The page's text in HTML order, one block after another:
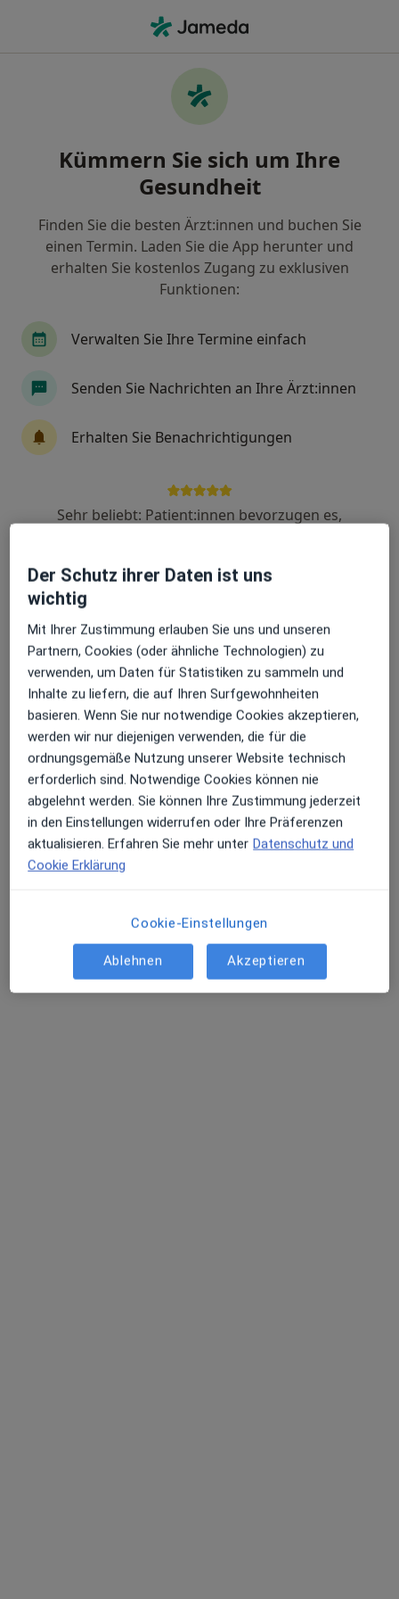
Kümmern Sie sich um Ihre
Gesundheit
Finden Sie die besten Ärzt:innen und buchen Sie
einen Termin. Laden Sie die App herunter und
erhalten Sie kostenlos Zugang zu exklusiven
Funktionen:
Verwalten Sie Ihre Termine einfach
Senden Sie Nachrichten an Ihre Ärzt:innen
Erhalten Sie Benachrichtigungen
Sehr beliebt: Patient:innen bevorzugen es,
Filter & Sortierung• 1
Wie wir die Suchergebnisse sortieren
Nach welchem Fachgebiet suchen Sie?
Heilpraktiker für Psychotherapie
Heilpraktiker für Psychotherapie·Mehr
3 Bewertungen
Adresse Videosprechstunde
Auenheimer Straße 26A, Kehl • Zu Google Maps
Praxis Florian Reinmann
Terminanfrage senden
Yasmin Petzoldt
Heilpraktikerin für Psychotherapie
Auenheimer Str. 26, Kehl •Zu Google Maps
Hypnosepraxis Yasmin Petzoldt Heilprakt. für Psychotherapie
Der Schutz ihrer Daten ist uns
wichtig
Mit Ihrer Zustimmung erlauben Sie uns und unseren
Partnern, Cookies (oder ähnliche Technologien) zu
verwenden, um Daten für Statistiken zu sammeln und
Inhalte zu liefern, die auf Ihren Surfgewohnheiten
basieren. Wenn Sie nur notwendige Cookies akzeptieren,
werden wir nur diejenigen verwenden, die für die
ordnungsgemäße Nutzung unserer Website technisch
erforderlich sind. Notwendige Cookies können nie
abgelehnt werden. Sie können Ihre Zustimmung jederzeit
in den Einstellungen widerrufen oder Ihre Präferenzen
aktualisieren. Erfahren Sie mehr unter Datenschutz und
Cookie Erklärung
Cookie-Einstellungen
Ablehnen Akzeptieren